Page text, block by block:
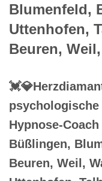
Blumenfeld,
Uttenhofen,
Beuren,
Hypnose-
Büßlingen,
Beuren, Weil,